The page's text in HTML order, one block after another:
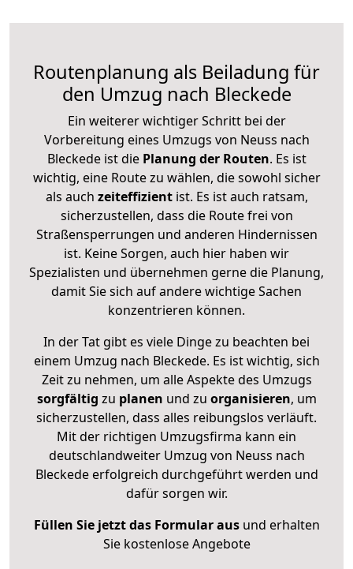
Routenplanung als Beiladung für
den Umzug nach Bleckede
Ein weiterer wichtiger Schritt bei der
Vorbereitung eines Umzugs von Neuss nach
Bleckede ist diePlanung der Routen. Es ist
wichtig, eine Route zu wählen, die sowohl sicher
als auch zeiteffizientist. Es ist auch ratsam,
sicherzustellen, dass die Route frei von
Straßensperrungen und anderen Hindernissen
ist. Keine Sorgen, auch hier haben wir
Spezialisten und übernehmen gerne die Planung,
damit Sie sich auf andere wichtige Sachen
konzentrieren können.
In der Tat gibt es viele Dinge zu beachten bei
einem Umzug nach Bleckede. Es ist wichtig, sich
Zeit zu nehmen, um alle Aspekte des Umzugs
sorgfältig zu planen und zu organisieren, um
sicherzustellen, dass alles reibungslos verläuft.
Mit der richtigen Umzugsfirma kann ein
deutschlandweiter Umzug von Neuss nach
Bleckede erfolgreich durchgeführt werden und
dafür sorgen wir.
Füllen Sie jetzt das Formular ausund erhalten
Sie kostenlose Angebote